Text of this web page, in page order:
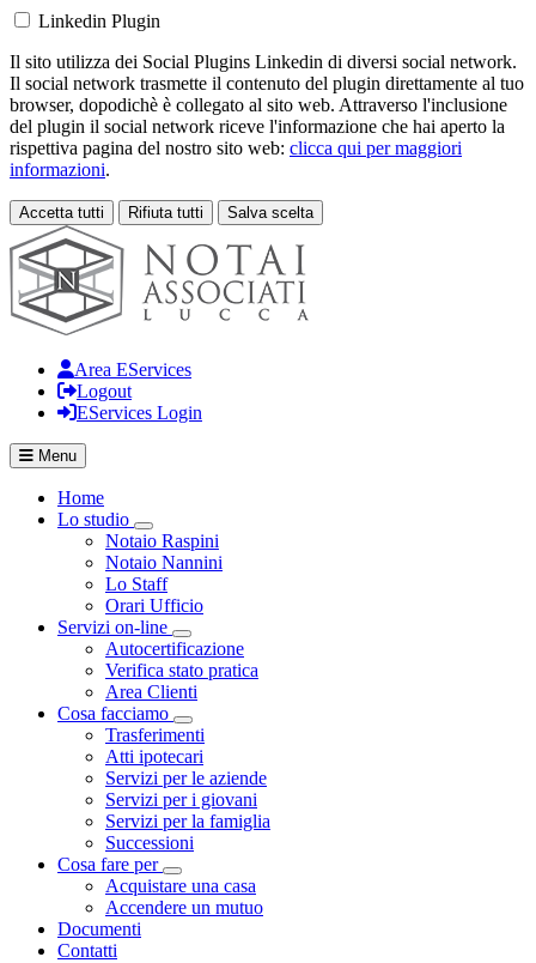
Linkedin Plugin
Il sito utilizza dei Social Plugins Linkedin di diversi social network.
Il social network trasmette il contenuto del plugin direttamente al tuo
browser, dopodichè è collegato al sito web. Attraverso l'inclusione
del plugin il social network riceve l'informazione che hai aperto la
rispettiva pagina del nostro sito web: clicca qui per maggiori
informazioni.
Accetta tutti Rifiuta tutti Salva scelta
Loading...
Area EServices
Logout
EServices Login
Menu
Home
Lo studio
Visualizza menù di secondo livello
Notaio Raspini
Notaio Nannini
Lo Staff
Orari Ufficio
Servizi on-line
Visualizza menù di secondo livello
Autocertificazione
Verifica stato pratica
Area Clienti
Cosa facciamo
Visualizza menù di secondo livello
Trasferimenti
Atti ipotecari
Servizi per le aziende
Servizi per i giovani
Servizi per la famiglia
Successioni
Cosa fare per
Visualizza menù di secondo livello
Acquistare una casa
Accendere un mutuo
Documenti
Contatti